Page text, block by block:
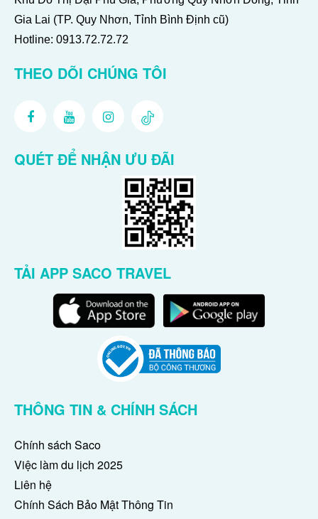
Gia Lai (TP. Quy Nhơn, Tỉnh Bình Định cũ)
Hotline: 0913.72.72.72
THEO DÕI CHÚNG TÔI
QUÉT ĐỂ NHẬN ƯU ĐÃI
TẢI APP SACO TRAVEL
THÔNG TIN & CHÍNH SÁCH
Chính sách Saco
Việc làm du lịch 2025
Liên hệ
Chính Sách Bảo Mật Thông Tin